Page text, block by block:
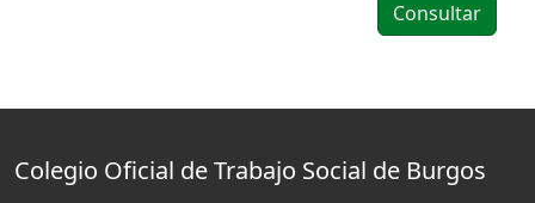
Colegio Oficial de Trabajo Social de Burgos